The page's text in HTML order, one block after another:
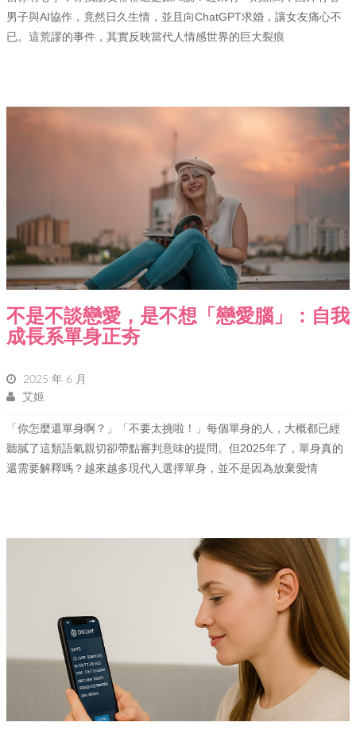
男子與AI協作，竟然日久生情，並且向ChatGPT求婚，讓女友痛心不
已。這荒謬的事件，其實反映當代人情感世界的巨大裂痕
不是不談戀愛，是不想「戀愛腦」：自我
成長系單身正夯
2025 年 6 月
艾姬
「你怎麼還單身啊？」「不要太挑啦！」每個單身的人，大概都已經
聽膩了這類語氣親切卻帶點審判意味的提問。但2025年了，單身真的
還需要解釋嗎？越來越多現代人選擇單身，並不是因為放棄愛情